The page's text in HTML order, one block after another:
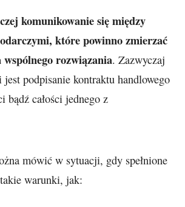
komunikowanie się między
które powinno zmierzać
rozwiązania. Zazwyczaj
podpisanie kontraktu handlowego
bądź całości jednego z
mówić w sytuacji, gdy spełnione
warunki, jak: